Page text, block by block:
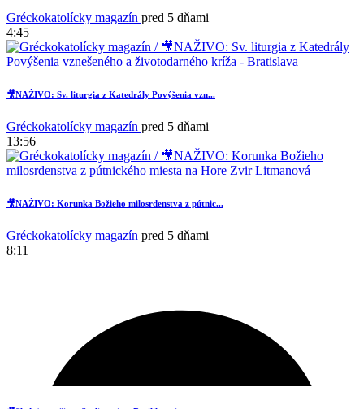
Gréckokatolícky magazín pred 5 dňami
4:45
🎥NAŽIVO: Sv. liturgia z Katedrály Povýšenia vzn...
Gréckokatolícky magazín pred 5 dňami
13:56
🎥NAŽIVO: Korunka Božieho milosrdenstva z pútnic...
Gréckokatolícky magazín pred 5 dňami
8:11